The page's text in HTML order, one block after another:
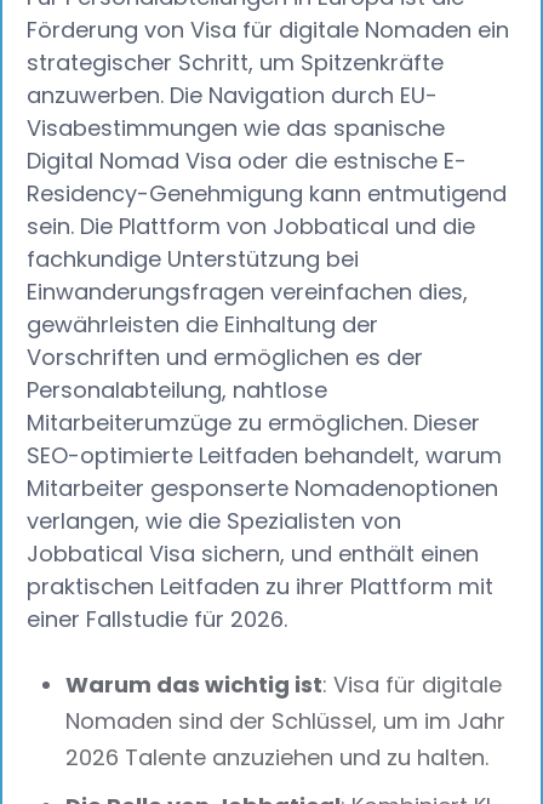
Förderung von Visa für digitale Nomaden ein
strategischer Schritt, um Spitzenkräfte
anzuwerben. Die Navigation durch EU-
Visabestimmungen wie das spanische
Digital Nomad Visa oder die estnische E-
Residency-Genehmigung kann entmutigend
sein. Die Plattform von Jobbatical und die
fachkundige Unterstützung bei
Einwanderungsfragen vereinfachen dies,
gewährleisten die Einhaltung der
Vorschriften und ermöglichen es der
Personalabteilung, nahtlose
Mitarbeiterumzüge zu ermöglichen. Dieser
SEO-optimierte Leitfaden behandelt, warum
Mitarbeiter gesponserte Nomadenoptionen
verlangen, wie die Spezialisten von
Jobbatical Visa sichern, und enthält einen
praktischen Leitfaden zu ihrer Plattform mit
einer Fallstudie für 2026.
Warum das wichtig ist: Visa für digitale
Nomaden sind der Schlüssel, um im Jahr
2026 Talente anzuziehen und zu halten.